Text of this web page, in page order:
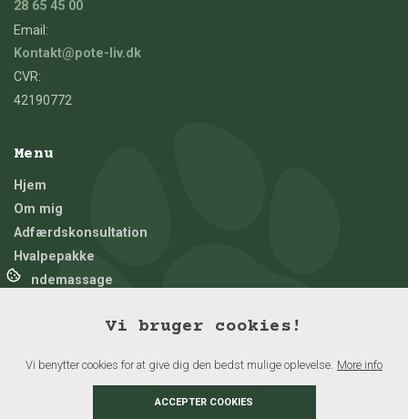
28 65 45 00
Email:
Kontakt@pote-liv.dk
CVR:
42190772
Menu
Hjem
Om mig
Adfærdskonsultation
Hvalpepakke
Hundemassage
Tilmelding og priser
Vi bruger cookies!
Vi benytter cookies for at give dig den bedst mulige oplevelse. More info
ACCEPTER COOKIES